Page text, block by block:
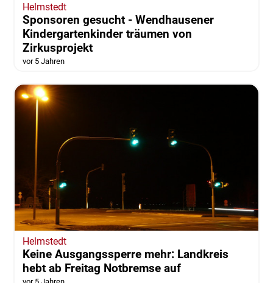
Helmstedt
Sponsoren gesucht - Wendhausener
Kindergartenkinder träumen von
Zirkusprojekt
vor 5 Jahren
Helmstedt
Keine Ausgangssperre mehr: Landkreis
hebt ab Freitag Notbremse auf